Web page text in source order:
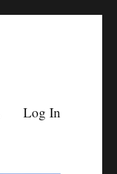
Log In